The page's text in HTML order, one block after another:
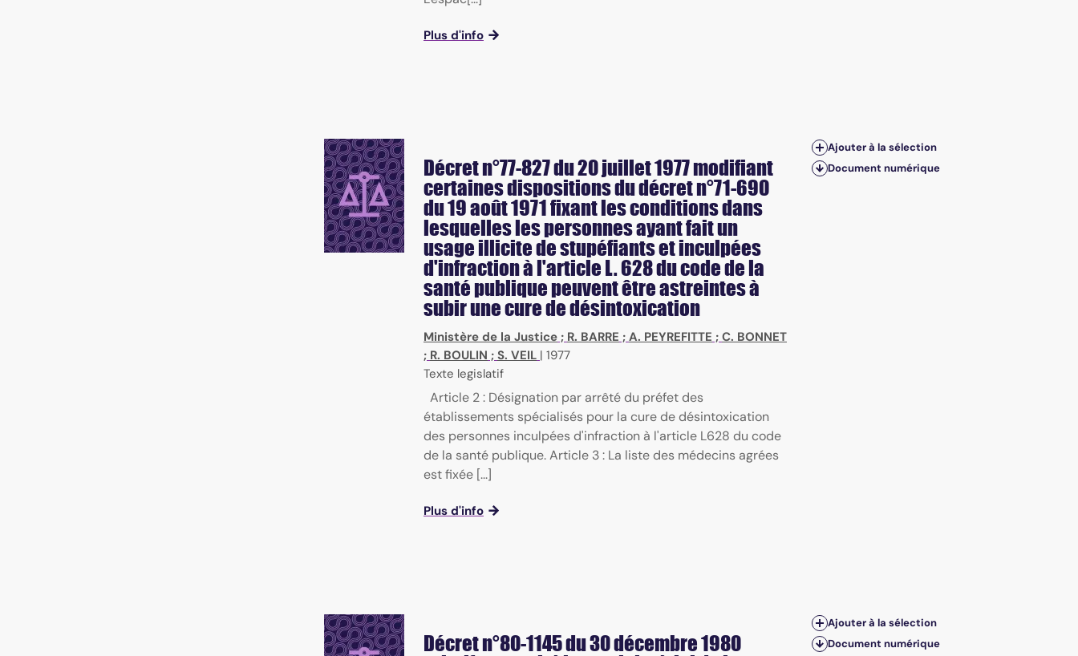
Plus d'info
Décret n°77-827 du 20 juillet 1977 modifiant
certaines dispositions du décret n°71-690
du 19 août 1971 fixant les conditions dans
lesquelles les personnes ayant fait un
usage illicite de stupéfiants et inculpées
d'infraction à l'article L. 628 du code de la
santé publique peuvent être astreintes à
subir une cure de désintoxication
Ministère de la Justice ; R. BARRE ; A. PEYREFITTE ; C. BONNET
; R. BOULIN ; S. VEIL | 1977
Texte legislatif
Article 2 : Désignation par arrêté du préfet des
établissements spécialisés pour la cure de désintoxication
des personnes inculpées d'infraction à l'article L628 du code
de la santé publique. Article 3 : La liste des médecins agrées
est fixée [...]
Plus d'info
Ajouter à la sélection
Document numérique
Décret n°80-1145 du 30 décembre 1980
Ajouter à la sélection
Document numérique